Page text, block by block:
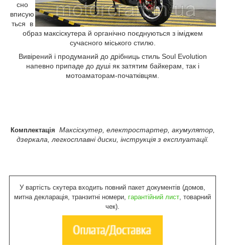
сно
вписую
ться в
образ максіскутера й органічно поєднуються з іміджем
сучасного міського стилю.
Вивірений і продуманий до дрібниць стиль Soul Evolution
напевно припаде до душі як затятим байкерам, так і
мотоаматорам-початківцям.
Комплектація Максіскутер, електростартер, акумулятор,
дзеркала, легкосплавні диски, інструкція з експлуатації.
У вартість скутера входить повний пакет документів (домов,
митна декларація, транзитні номери, гарантійний лист, товарний
чек).